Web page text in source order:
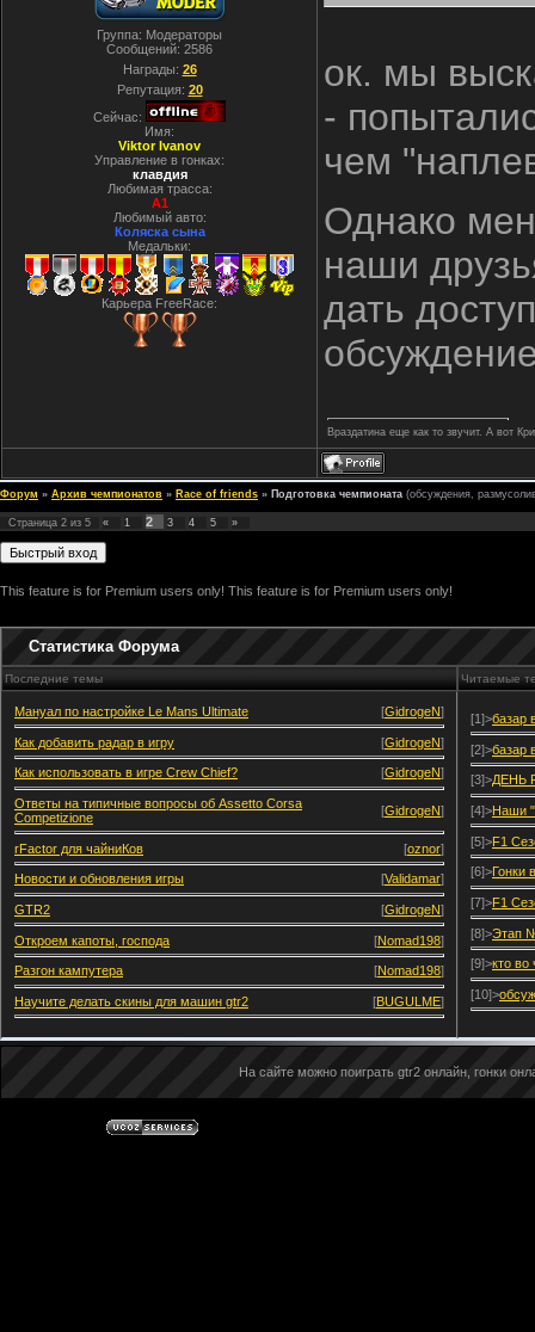
Группа: Модераторы
Сообщений: 2586
Награды: 26
Репутация: 20
Сейчас:
Имя:
Viktor Ivanov
Управление в гонках:
клавдия
Любимая трасса:
A1
Любимый авто:
Коляска сына
Медальки:
Карьера FreeRace:
ок. мы
-
чем
Однако
наши
дать
Враздатина еще как то звучит. А вот
Форум » Архив чемпионатов » Race of friends » Подготовка чемпионата (обсуждения,
Страница 2 из 5 « 1 2 3 4 5 »
This feature is for Premium users only! This feature is for Premium users only!
Статистика Форума
Последние темы Читаемые
Мануал по настройке Le Mans Ultimate [GidrogeN]
Как добавить радар в игру [GidrogeN]
Как использовать в игре Crew Chief? [GidrogeN]
Ответы на типичные вопросы об Assetto Corsa
Competizione
[GidrogeN]
rFactor для чайниКов [oznor]
Новости и обновления игры [Validamar]
GTR2 [GidrogeN]
Откроем капоты, господа [Nomad198]
Разгон кампутера [Nomad198]
Научите делать скины для машин gtr2 [BUGULME]
[1]>базар
[2]>базар
[3]>ДЕНЬ
[4]>Наши
[5]>F1
[6]>Гонки
[7]>F1
[8]>Этап
[9]>кто во
[10]>
На сайте можно поиграть gtr2 онлайн, гонки